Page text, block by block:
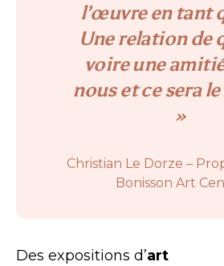
l’œuvre en tant
Une relation de
voire une
nous et ce sera
»
Christian Le Dorze –
Bonisson Art
Des expositions d’art